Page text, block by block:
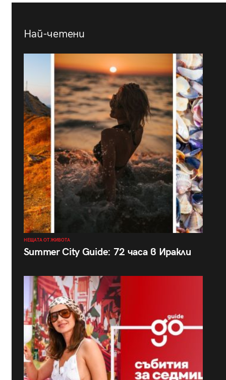
Най-четени
НЕЩАТА ОТ ЖИВОТА
Summer City Guide: 72 часа в Иракли